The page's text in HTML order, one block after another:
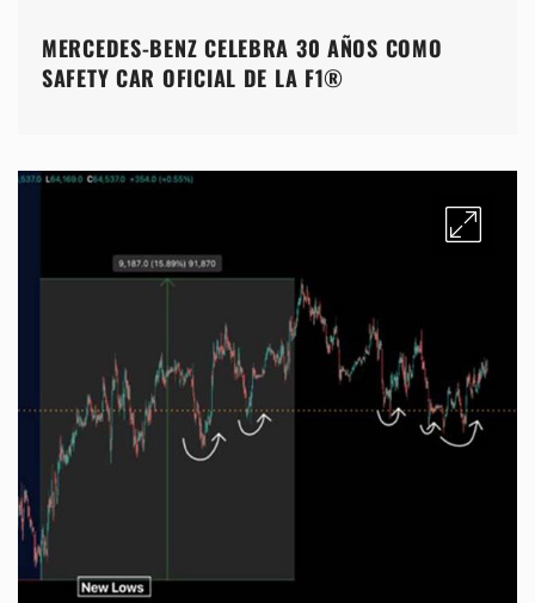
MERCEDES-BENZ CELEBRA 30 AÑOS COMO
SAFETY CAR OFICIAL DE LA F1®